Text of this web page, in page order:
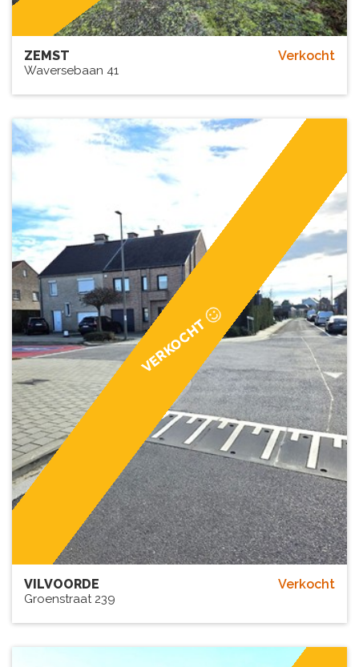
Verkocht
ZEMST
Waversebaan 41
VERKOCHT
Verkocht
VILVOORDE
Groenstraat 239